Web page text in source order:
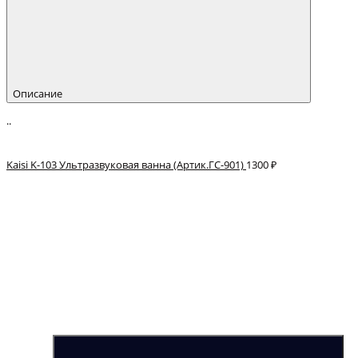
Описание
..
Kaisi K-103 Ультразвуковая ванна (Артик.ГС-901) 1300 ₽